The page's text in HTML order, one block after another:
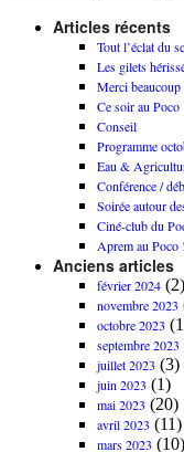
Articles récents
Tout l’éclat du
Les gilets
Merci
Ce soir au Poco
Conseil
Programme
Eau &
Conférence /
Soirée autour
Ciné-club du
Aprem au Poco !
Anciens articles
février 2024 (2)
novembre 2023
octobre 2023
septembre 2023
juillet 2023 (3)
juin 2023 (1)
mai 2023 (20)
avril 2023 (11)
mars 2023 (10)